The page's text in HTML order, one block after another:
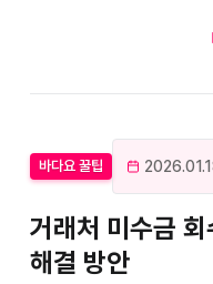
바다요 꿀팁
거래처 미수금
해결 방안